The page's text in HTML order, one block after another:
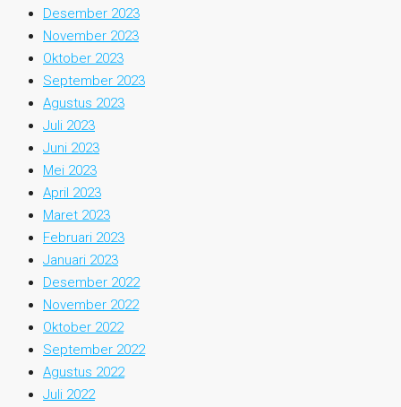
Desember 2023
November 2023
Oktober 2023
September 2023
Agustus 2023
Juli 2023
Juni 2023
Mei 2023
April 2023
Maret 2023
Februari 2023
Januari 2023
Desember 2022
November 2022
Oktober 2022
September 2022
Agustus 2022
Juli 2022